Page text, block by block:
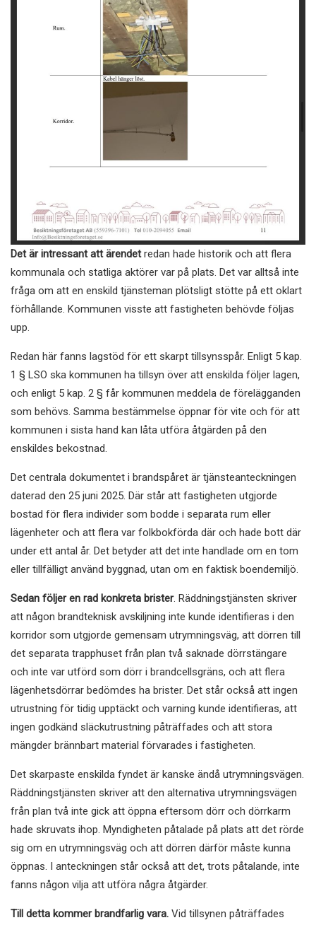
Det är intressant att ärendetredan hade historik och att flera
kommunala och statliga aktörer var på plats. Det var alltså inte
fråga om att en enskild tjänsteman plötsligt stötte på ett oklart
förhållande. Kommunen visste att fastigheten behövde följas
upp.
Redan här fanns lagstöd för ett skarpt tillsynsspår. Enligt 5 kap.
1 § LSO ska kommunen ha tillsyn över att enskilda följer lagen,
och enligt 5 kap. 2 § får kommunen meddela de förelägganden
som behövs. Samma bestämmelse öppnar för vite och för att
kommunen i sista hand kan låta utföra åtgärden på den
enskildes bekostnad.
Det centrala dokumentet i brandspåret är tjänsteanteckningen
daterad den 25 juni 2025. Där står att fastigheten utgjorde
bostad för flera individer som bodde i separata rum eller
lägenheter och att flera var folkbokförda där och hade bott där
under ett antal år. Det betyder att det inte handlade om en tom
eller tillfälligt använd byggnad, utan om en faktisk boendemiljö.
Sedan följer en rad konkreta brister. Räddningstjänsten skriver
att någon brandteknisk avskiljning inte kunde identifieras i den
korridor som utgjorde gemensam utrymningsväg, att dörren till
det separata trapphuset från plan två saknade dörrstängare
och inte var utförd som dörr i brandcellsgräns, och att flera
lägenhetsdörrar bedömdes ha brister. Det står också att ingen
utrustning för tidig upptäckt och varning kunde identifieras, att
ingen godkänd släckutrustning påträffades och att stora
mängder brännbart material förvarades i fastigheten.
Det skarpaste enskilda fyndet är kanske ändå utrymningsvägen.
Räddningstjänsten skriver att den alternativa utrymningsvägen
från plan två inte gick att öppna eftersom dörr och dörrkarm
hade skruvats ihop. Myndigheten påtalade på plats att det rörde
sig om en utrymningsväg och att dörren därför måste kunna
öppnas. I anteckningen står också att det, trots påtalande, inte
fanns någon vilja att utföra några åtgärder.
Till detta kommer brandfarlig vara. Vid tillsynen påträffades